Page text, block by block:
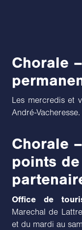
Chorale
Les mercredis et
André-Vacheresse.
Chorale
points
Office de
Marechal de
et du mardi au